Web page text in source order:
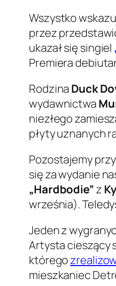
Wszystko
przez
ukazał się singiel
Premiera
Rodzina Duck
wydawnictwa
niezłego
płyty uznanych
Pozostajemy
się za wydanie
„Hardbodie”z
września).
Jeden z
Artysta cieszący
którego
mieszkaniec